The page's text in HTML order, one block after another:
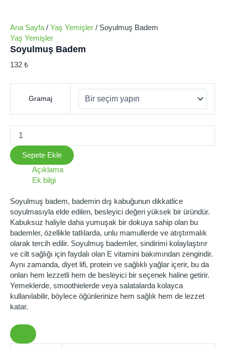
Ana Sayfa / Yaş Yemişler / Soyulmuş Badem
Yaş Yemişler
Soyulmuş Badem
132 ₺
Gramaj
Sepete Ekle
Açıklama
Ek bilgi
Soyulmuş badem, bademin dış kabuğunun dikkatlice
soyulmasıyla elde edilen, besleyici değeri yüksek bir üründür.
Kabuksuz haliyle daha yumuşak bir dokuya sahip olan bu
bademler, özellikle tatlılarda, unlu mamullerde ve atıştırmalık
olarak tercih edilir. Soyulmuş bademler, sindirimi kolaylaştırır
ve cilt sağlığı için faydalı olan E vitamini bakımından zengindir.
Aynı zamanda, diyet lifi, protein ve sağlıklı yağlar içerir, bu da
onları hem lezzetli hem de besleyici bir seçenek haline getirir.
Yemeklerde, smoothielerde veya salatalarda kolayca
kullanılabilir, böylece öğünlerinize hem sağlık hem de lezzet
katar.